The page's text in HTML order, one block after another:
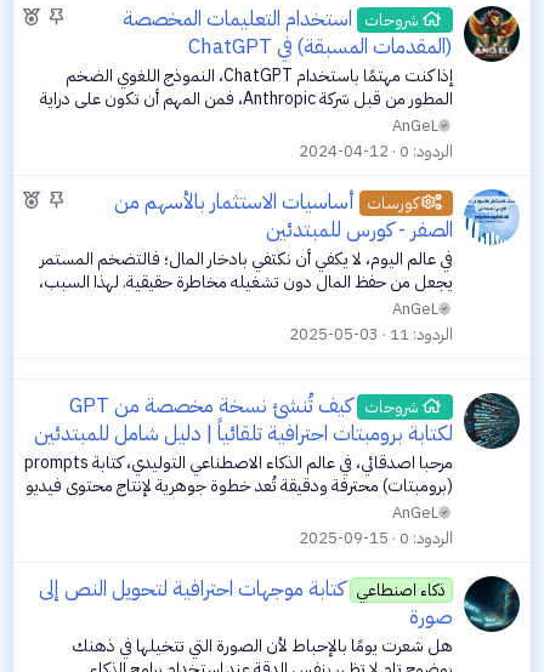
م
ت
م
م
ي
شروحات استخدام التعليمات المخصصة
(المقدمات المسبقة) في ChatGPT
إذا كنت مهتمًا باستخدام ChatGPT، النموذج اللغوي الضخم
المطور من قبل شركة Anthropic، فمن المهم أن تكون على دراية
بكيفية استخدام التعليمات المخصصة أو ما يُعرف بالمقدمات
المسبقة (Prompts). هذه الميزة...
AnGeL
الردود 0
2024-04-12
م
ب
ت
م
م
ي
كورسات أساسيات الاستثمار بالأسهم من
الصفر - كورس للمبتدئين
في عالم اليوم، لا يكفي أن نكتفي بادخار المال؛ فالتضخم المستمر
يجعل من حفظ المال دون تشغيله مخاطرة حقيقية. لهذا السبب،
أصبح الاستثمار ضرورة، وليس رفاهية. ومن بين مجالات الاستثمار
الأكثر شعبية...
AnGeL
الردود 11
2025-05-03
شروحات
كيف تُنشئ نسخة مخصصة من GPT
لكتابة برومبتات احترافية تلقائياً | دليل شامل للمبتدئين
مرحبا اصدقائي، في عالم الذكاء الاصطناعي التوليدي، كتابة prompts
(برومبتات) محترفة ودقيقة تُعد خطوة جوهرية لإنتاج محتوى فيديو
عالي الجودة وصور وأنيميشن مميزة. في هذا المقال، نشرح بطريقة
مبسطة...
AnGeL
الردود 0
2025-09-15
ذكاء اصنطاعي كتابة موجهات احترافية لتحويل النص إلى
صورة
هل شعرت يومًا بالإحباط لأن الصورة التي تتخيلها في ذهنك